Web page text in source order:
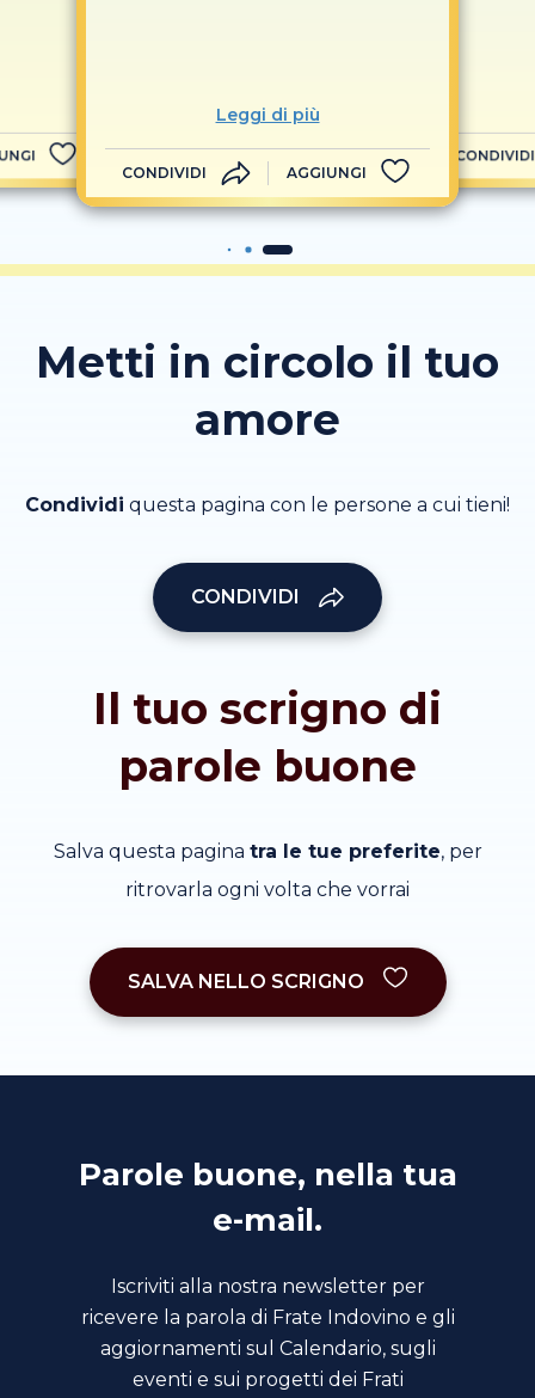
Leggi di più
CONDIVIDI AGGIUNGI
CONDIVIDI
Metti in circolo il tuo
amore
Condividi questa pagina con le persone a cui tieni!
CONDIVIDI
Il tuo scrigno di
parole buone
Salva questa pagina tra le tue preferite, per
ritrovarla ogni volta che vorrai
SALVA NELLO SCRIGNO
Parole buone, nella tua
e-mail.
Iscriviti alla nostra newsletter per
ricevere la parola di Frate Indovino e gli
aggiornamenti sul Calendario, sugli
eventi e sui progetti dei Frati